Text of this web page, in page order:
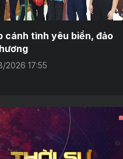
cánh tình yêu biển, đảo
2026 17:55